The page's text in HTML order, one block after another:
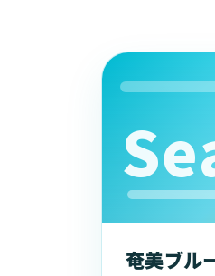
奄美ブル